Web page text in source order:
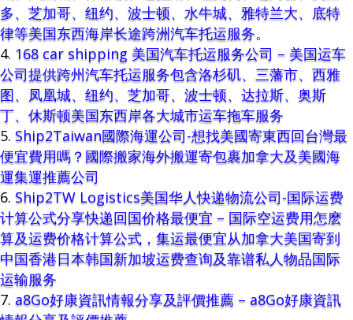
多、芝加哥、纽约、波士顿、水牛城、雅特兰大、底特
律等美国东西海岸长途跨洲汽车托运服务。
168 car shipping 美国汽车托运服务公司 – 美国运车
公司提供跨州汽车托运服务包含洛杉矶、三藩市、西雅
图、凤凰城、纽约、芝加哥、波士顿、达拉斯、奥斯
丁、休斯顿美国东西岸各大城市运车拖车服务
Ship2Taiwan國際海運公司-想找美國寄東西回台灣最
便宜費用嗎？國際搬家海外搬運寄包裹加拿大及美國海
運集運推薦公司
Ship2TW Logistics美国华人快递物流公司-国际运费
计算公式分享快递回国价格最便宜 – 国际空运费用怎麽
算及运费价格计算公式，集运最便宜从加拿大美国寄到
中国香港日本韩国新加坡运费查询及靠谱私人物品国际
运输服务
a8Go好康資訊情報分享及評價推薦 – a8Go好康資訊